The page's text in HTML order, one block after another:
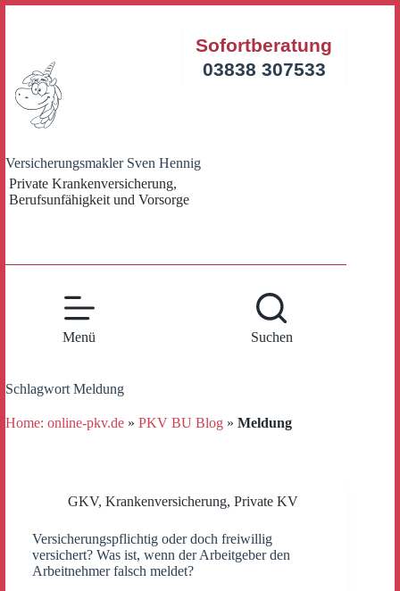
Versicherungsmakler Sven Hennig
Private Krankenversicherung,
Berufsunfähigkeit und Vorsorge
Sofortberatung
03838 307533
Menü Suchen
Schlagwort Meldung
Home: online-pkv.de » PKV BU Blog » Meldung
GKV, Krankenversicherung, Private KV
Versicherungspflichtig oder doch freiwillig
versichert? Was ist, wenn der Arbeitgeber den
Arbeitnehmer falsch meldet?